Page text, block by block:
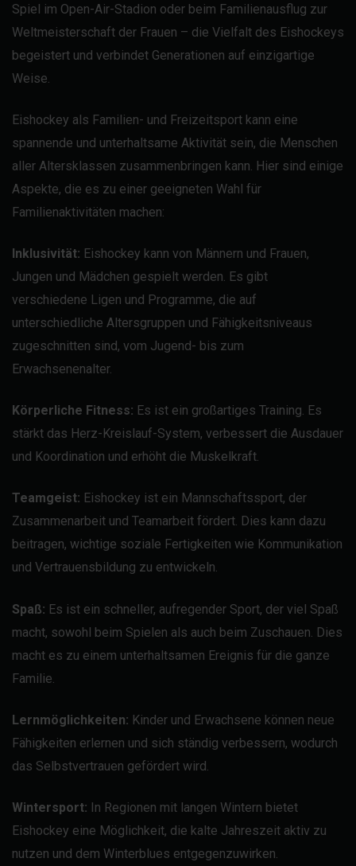
Spiel im Open-Air-Stadion oder beim Familienausflug zur
Weltmeisterschaft der Frauen – die Vielfalt des Eishockeys
begeistert und verbindet Generationen auf einzigartige
Weise.
Eishockey als Familien- und Freizeitsport kann eine
spannende und unterhaltsame Aktivität sein, die Menschen
aller Altersklassen zusammenbringen kann. Hier sind einige
Aspekte, die es zu einer geeigneten Wahl für
Familienaktivitäten machen:
Inklusivität: Eishockey kann von Männern und Frauen,
Jungen und Mädchen gespielt werden. Es gibt
verschiedene Ligen und Programme, die auf
unterschiedliche Altersgruppen und Fähigkeitsniveaus
zugeschnitten sind, vom Jugend- bis zum
Erwachsenenalter.
Körperliche Fitness: Es ist ein großartiges Training. Es
stärkt das Herz-Kreislauf-System, verbessert die Ausdauer
und Koordination und erhöht die Muskelkraft.
Teamgeist: Eishockey ist ein Mannschaftssport, der
Zusammenarbeit und Teamarbeit fördert. Dies kann dazu
beitragen, wichtige soziale Fertigkeiten wie Kommunikation
und Vertrauensbildung zu entwickeln.
Spaß: Es ist ein schneller, aufregender Sport, der viel Spaß
macht, sowohl beim Spielen als auch beim Zuschauen. Dies
macht es zu einem unterhaltsamen Ereignis für die ganze
Familie.
Lernmöglichkeiten: Kinder und Erwachsene können neue
Fähigkeiten erlernen und sich ständig verbessern, wodurch
das Selbstvertrauen gefördert wird.
Wintersport: In Regionen mit langen Wintern bietet
Eishockey eine Möglichkeit, die kalte Jahreszeit aktiv zu
nutzen und dem Winterblues entgegenzuwirken.